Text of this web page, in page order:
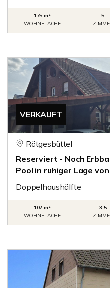
175 m²
WOHNFLÄCHE
5
VERKAUFT
Rötgesbüttel
Reserviert - Noch
Pool in ruhiger Lage
Doppelhaushälfte
102 m²
WOHNFLÄCHE
3,5